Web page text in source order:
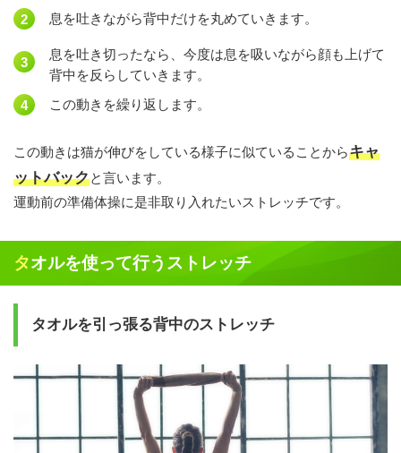
息を吐きながら背中だけを丸めていきます。
息を吐き切ったなら、今度は息を吸いながら顔も上げて
背中を反らしていきます。
この動きを繰り返します。
この動きは猫が伸びをしている様子に似ていることからキャ
ットバックと言います。
運動前の準備体操に是非取り入れたいストレッチです。
タオルを使って行うストレッチ
タオルを引っ張る背中のストレッチ